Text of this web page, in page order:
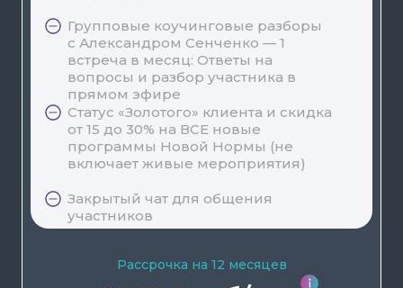
Рассрочка на 12 месяцев
Групповые коучинговые разборы
с Александром Сенченко — 1
встреча в месяц: Ответы на
вопросы и разбор участника в
прямом эфире
Статус «Золотого» клиента и скидка
от 15 до 30% на ВСЕ новые
программы Новой Нормы (не
включает живые мероприятия)
Закрытый чат для общения
участников